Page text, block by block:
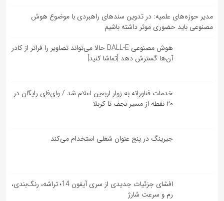
مدیر حوزه‌های علمیه: در تدوین سندهای راهبردی با موضوع هوش
مصنوعی باید حضوری موثر داشته باشیم
هوش مصنوعی DALL-E حالا می‌تواند تصاویر را فراتر از کادر
آن‌ها گسترش دهد [تماشا کنید]
خدمات فناورانه به زوار اربعین اعلام شد / وای‌فای رایگان در
۲۰ نقطه از مسیر نجف تا کربلا
جیرینگ در پنج عنوان شغلی استخدام می‌کند
افشای جزئیات جدیدی از سری آیفون 14؛ تراشه، رنگ‌بندی،
رم و سرعت شارژ